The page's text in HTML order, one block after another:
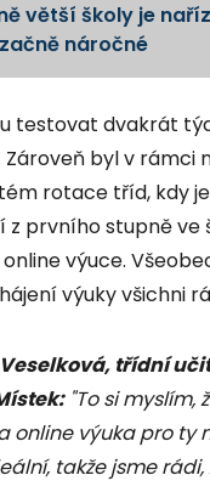
větší školy je
náročné
testovat dvakrát
byl v rámci
rotace tříd, kdy
z prvního stupně ve
výuce.
výuky všichni
třídní
"To si myslím,
online výuka pro ty
takže jsme